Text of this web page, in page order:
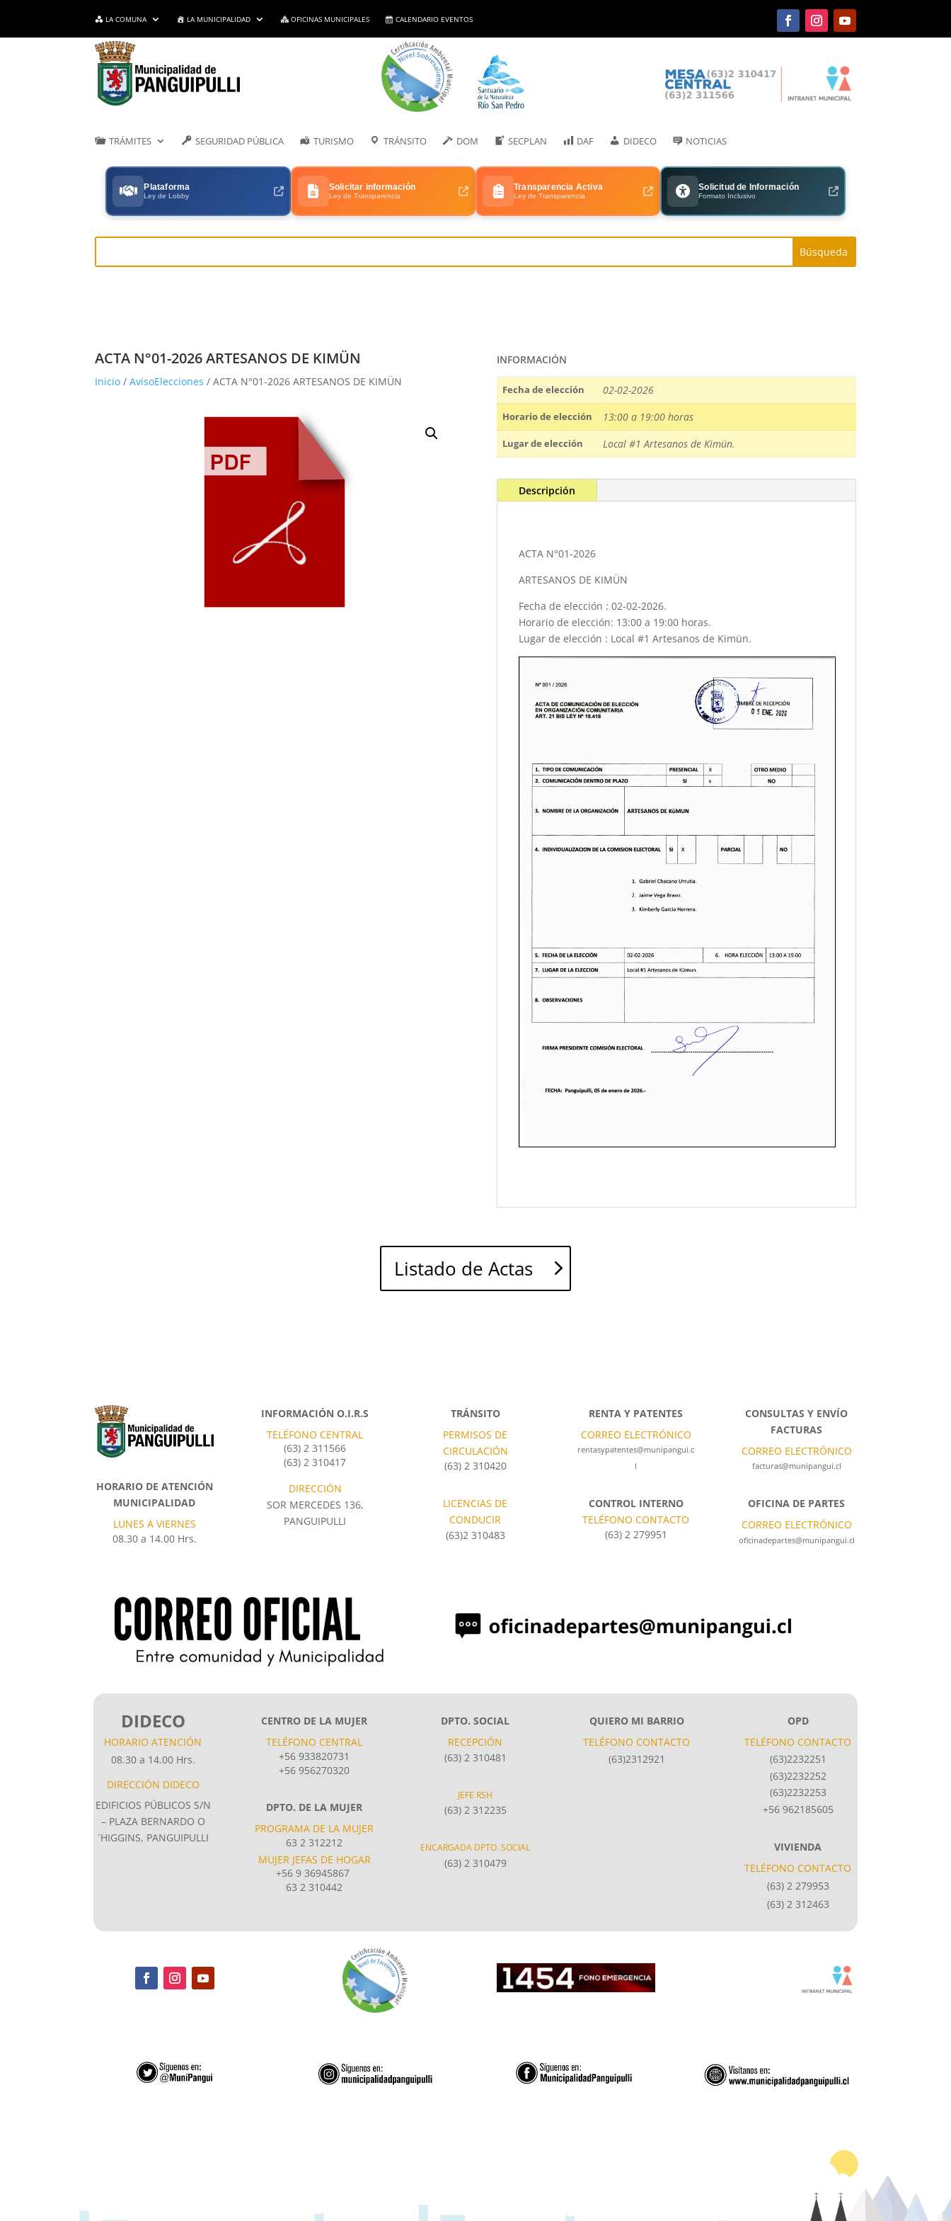
LA COMUNA LA MUNICIPALIDAD OFICINAS MUNICIPALES CALENDARIO EVENTOS
TRÁMITES SEGURIDAD PÚBLICA TURISMO TRÁNSITO DOM SECPLAN DAF DIDECO NOTICIAS
Plataforma
Ley de Lobby
Solicitar información
Ley de Transparencia
Transparencia Activa
Ley de Transparencia
Solicitud de Información
Formato Inclusivo
ACTA N°01-2026 ARTESANOS DE KIMÜN
Inicio /AvisoElecciones / ACTA N°01-2026 ARTESANOS DE KIMÜN
INFORMACIÓN
Fecha de elección 02-02-2026
Horario de elección 13:00 a 19:00 horas
Lugar de elección Local #1 Artesanos de Kimün.
Descripción
ACTA N°01-2026
ARTESANOS DE KIMÜN
Fecha de elección : 02-02-2026.
Horario de elección: 13:00 a 19:00 horas.
Lugar de elección : Local #1 Artesanos de Kimün.
Listado de Actas
HORARIO DE ATENCIÓN
MUNICIPALIDAD
LUNES A VIERNES
08.30 a 14.00 Hrs.
INFORMACIÓN O.I.R.S
TELÉFONO CENTRAL
(63) 2 311566
(63) 2 310417
DIRECCIÓN
SOR MERCEDES 136,
PANGUIPULLI
TRÁNSITO
PERMISOS DE
CIRCULACIÓN
(63) 2 310420
LICENCIAS DE
CONDUCIR
(63)2 310483
RENTA Y PATENTES
CORREO ELECTRÓNICO
rentasypatentes@munipangui.c
l
CONTROL INTERNO
TELÉFONO CONTACTO
(63) 2 279951
CONSULTAS Y ENVÍO
FACTURAS
CORREO ELECTRÓNICO
facturas@munipangui.cl
OFICINA DE PARTES
CORREO ELECTRÓNICO
oficinadepartes@munipangui.cl
DIDECO
HORARIO ATENCIÓN
08.30 a 14.00 Hrs.
DIRECCIÓN DIDECO
EDIFICIOS PÚBLICOS S/N
– PLAZA BERNARDO O
´HIGGINS, PANGUIPULLI
CENTRO DE LA MUJER
TELÉFONO CENTRAL
+56 933820731
+56 956270320
DPTO. DE LA MUJER
PROGRAMA DE LA MUJER
63 2 312212
MUJER JEFAS DE HOGAR
+56 9 36945867
63 2 310442
DPTO. SOCIAL
RECEPCIÓN
(63) 2 310481
JEFE RSH
(63) 2 312235
ENCARGADA DPTO. SOCIAL
(63) 2 310479
QUIERO MI BARRIO
TELÉFONO CONTACTO
(63)2312921
OPD
TELÉFONO CONTACTO
(63)2232251
(63)2232252
(63)2232253
+56 962185605
VIVIENDA
TELÉFONO CONTACTO
(63) 2 279953
(63) 2 312463